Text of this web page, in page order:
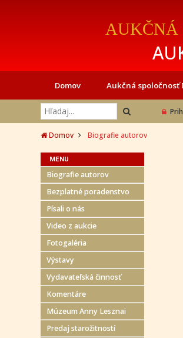
AUKČNÁ
Domov Aukčná spoločnosť
Domov Biografie autorov
MENU
Biografie autorov
Bezplatné poradenstvo
Písali o nás
Video z aukcie
Fotogaléria
Výstavy
Vydavateľská činnosť
Komentáre
Múzeum Anny Lesznai
Predaj starožitností